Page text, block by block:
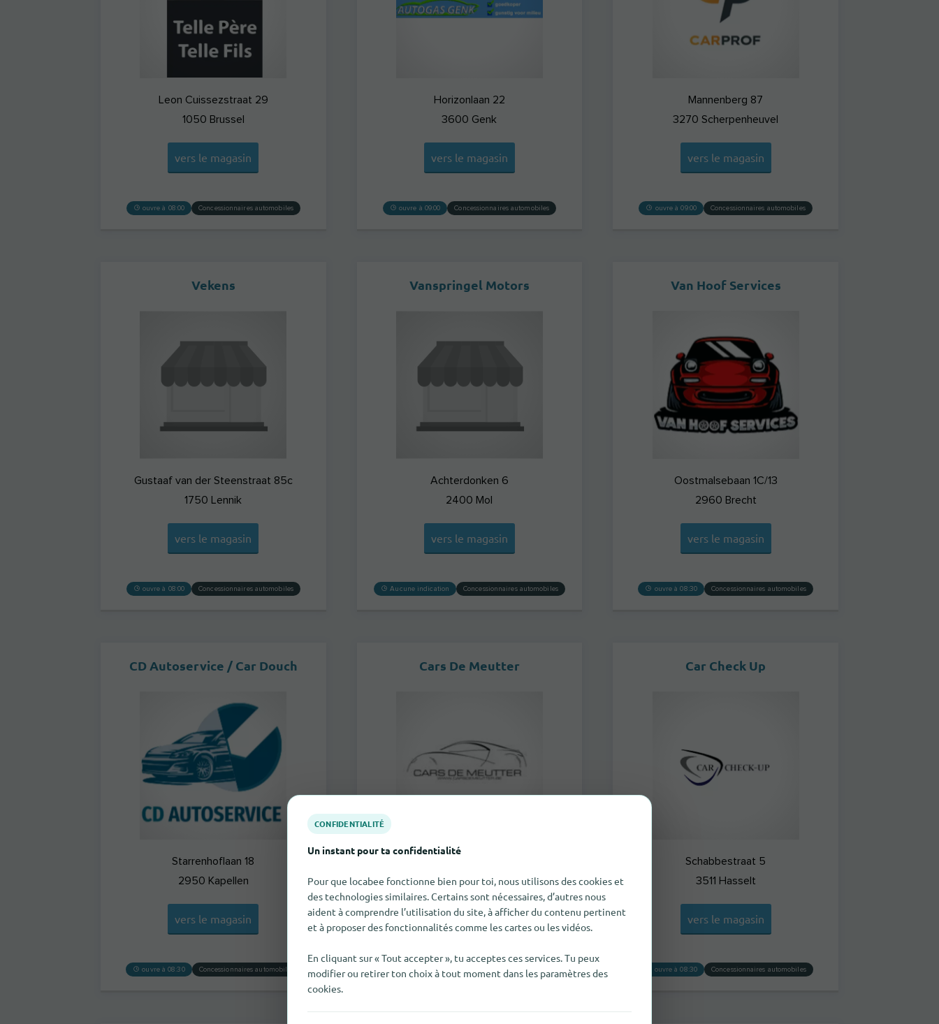
Leon Cuissezstraat 29
1050 Brussel
vers le magasin
ouvre à 08:00 Concessionnaires automobiles
Horizonlaan 22
3600 Genk
vers le magasin
ouvre à 09:00 Concessionnaires automobiles
Mannenberg 87
3270 Scherpenheuvel
vers le magasin
ouvre à 09:00 Concessionnaires automobiles
Vekens
Gustaaf van der Steenstraat 85c
1750 Lennik
vers le magasin
ouvre à 08:00 Concessionnaires automobiles
Vanspringel Motors
Achterdonken 6
2400 Mol
vers le magasin
Aucune indication Concessionnaires automobiles
Van Hoof Services
Oostmalsebaan 1C/13
2960 Brecht
vers le magasin
ouvre à 08:30 Concessionnaires automobiles
CD Autoservice / Car Douch
Starrenhoflaan 18
2950 Kapellen
vers le magasin
ouvre à 08:30 Concessionnaires automobiles
Cars De Meutter
2390Malle
vers le magasin
ouvre à 08:00 Concessionnaires automobiles
Car Check Up
Schabbestraat 5
3511 Hasselt
vers le magasin
ouvre à 08:30 Concessionnaires automobiles
CONFIDENTIALITÉ
Un instant pour ta confidentialité
Pour que locabee fonctionne bien pour toi, nous utilisons des cookies et
des technologies similaires. Certains sont nécessaires, d’autres nous
aident à comprendre l’utilisation du site, à afficher du contenu pertinent
et à proposer des fonctionnalités comme les cartes ou les vidéos.
En cliquant sur « Tout accepter », tu acceptes ces services. Tu peux
modifier ou retirer ton choix à tout moment dans les paramètres des
cookies.